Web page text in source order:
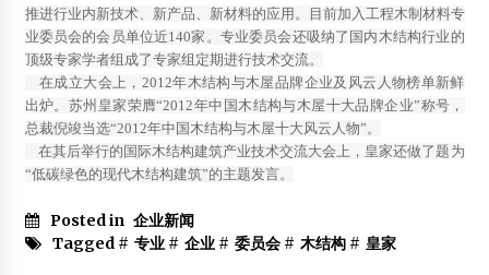
2013年10月9日
住建部“振兴木结构中长期发展规划纲要”研讨会在苏州召开
2015年12月19日
关于召开“2013国际木结构建筑技术交流大会”通知
2013年5月18日
2012年4月17日
推进行业内新技术、新产品、新材料的应用。目前加入工程木制材料专
业委员会的会员单位近140家。专业委员会还吸纳了国内木结构行业的
顶级专家学者组成了专家组定期进行技术交流。
在成立大会上，2012年木结构与木屋品牌企业及风云人物榜单新鲜
出炉。苏州皇家荣膺“2012年中国木结构与木屋十大品牌企业”称号，
总裁倪竣当选“2012年中国木结构与木屋十大风云人物”。
在其后举行的国际木结构建筑产业技术交流大会上，皇家还做了题为
“低碳绿色的现代木结构建筑”的主题发言。
Posted in 企业新闻
Tagged # 专业# 企业# 委员会# 木结构# 皇家